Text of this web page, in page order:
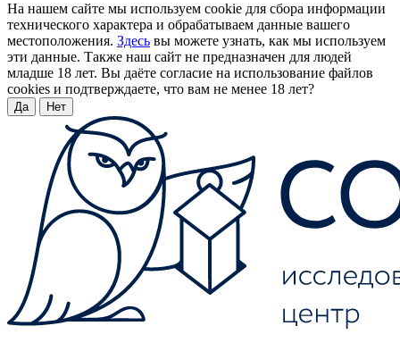
На нашем сайте мы используем cookie для сбора информации
технического характера и обрабатываем данные вашего
местоположения. Здесь вы можете узнать, как мы используем
эти данные. Также наш сайт не предназначен для людей
младше 18 лет. Вы даёте согласие на использование файлов
cookies и подтверждаете, что вам не менее 18 лет?
Да Нет